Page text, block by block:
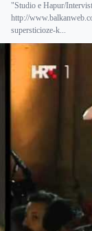
"Studio e Hapur/
http://
supersticioze-k...